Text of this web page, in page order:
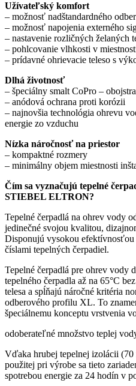
Užívateľský komfort
– možnosť nadštandardného
– možnosť napojenia externého
– nastavenie rozličných želaných
– pohlcovanie vlhkosti v
– prídavné ohrievacie teleso s
Dlhá životnosť
– špeciálny smalt CoPro –
– anódová ochrana proti korózii
– najnovšia technológia ohrevu
energie zo vzduchu
Nízka náročnosť na priestor
– kompaktné rozmery
– minimálny objem miestnosti
Čím sa vyznačujú tepelné
STIEBEL ELTRON?
Tepelné čerpadlá na ohrev vody
jedinečné svojou kvalitou,
Disponujú vysokou
číslami tepelných čerpadiel.
Tepelné čerpadlá pre ohrev vody
tepelného čerpadla až na 65°C
telesa a spĺňajú náročné kritéria
odberového profilu XL. To
špeciálnemu konceptu vrstvenia
odoberateľné množstvo teplej
Vďaka hrubej tepelnej izolácii
použitej pri výrobe sa tieto
spotrebou energie za 24 hodín v